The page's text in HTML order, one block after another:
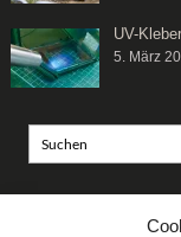
UV-
5. März